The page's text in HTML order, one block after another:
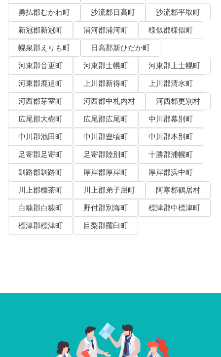
勇払郡むかわ町
沙流郡日高町
沙流郡平取町
新冠郡新冠町
浦河郡浦河町
様似郡様似町
幌泉郡えりも町
日高郡新ひだか町
河東郡音更町
河東郡士幌町
河東郡上士幌町
河東郡鹿追町
上川郡新得町
上川郡清水町
河西郡芽室町
河西郡中札内村
河西郡更別村
広尾郡大樹町
広尾郡広尾町
中川郡幕別町
中川郡池田町
中川郡豊頃町
中川郡本別町
足寄郡足寄町
足寄郡陸別町
十勝郡浦幌町
釧路郡釧路町
厚岸郡厚岸町
厚岸郡浜中町
川上郡標茶町
川上郡弟子屈町
阿寒郡鶴居村
白糠郡白糠町
野付郡別海町
標津郡中標津町
標津郡標津町
目梨郡羅臼町